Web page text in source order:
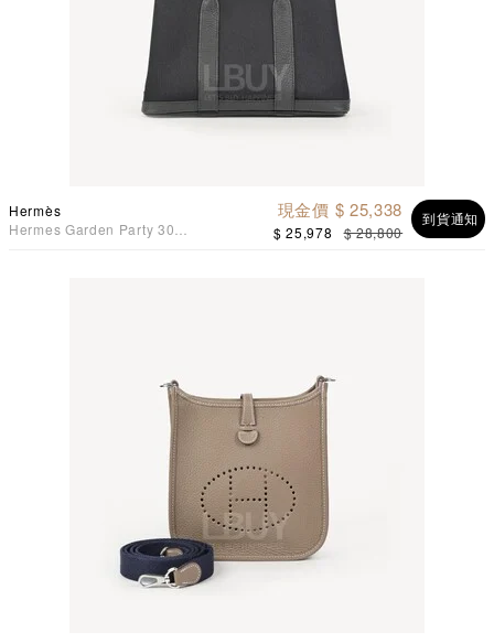
Hermès
Hermes Garden Party 30
到貨通知
現金價 $ 25,338
$ 25,978 $ 28,800